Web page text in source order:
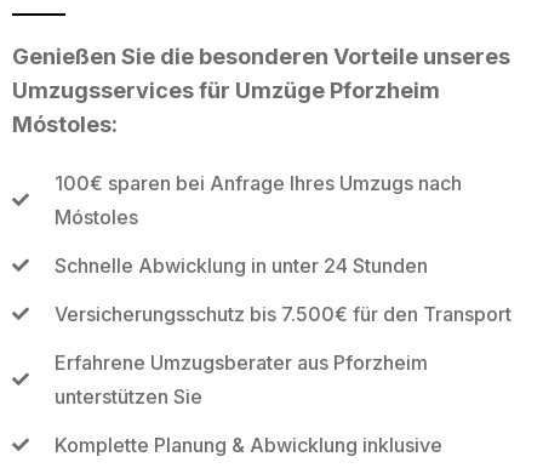
Genießen Sie die besonderen Vorteile unseres
Umzugsservices für Umzüge Pforzheim
Móstoles:
100€ sparen bei Anfrage Ihres Umzugs nach
Móstoles
Schnelle Abwicklung in unter 24 Stunden
Versicherungsschutz bis 7.500€ für den Transport
Erfahrene Umzugsberater aus Pforzheim
unterstützen Sie
Komplette Planung & Abwicklung inklusive